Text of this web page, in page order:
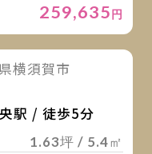
259,635円
る横須賀市
駅 / 徒歩5分
1.63坪 / 5.4㎡